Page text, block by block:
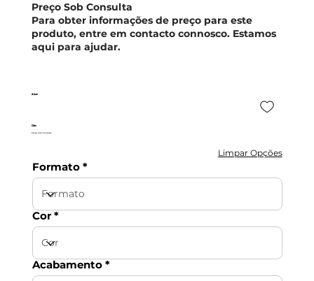
Alure
Cifre
Preço Sob Consulta
Limpar Opções
Formato
Cor
Acabamento
Preço Sob Consulta
Para obter informações de preço para este
produto, entre em contacto connosco. Estamos
aqui para ajudar.